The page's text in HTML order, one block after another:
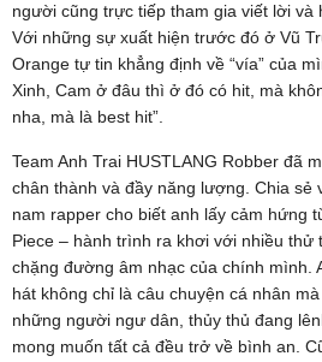
người cũng trực tiếp tham gia viết lời và
Với những sự xuất hiện trước đó ở Vũ
Orange tự tin khẳng định về “vía” của
Xinh, Cam ở đâu thì ở đó có hit, mà
nha, mà là best hit”.
Team Anh Trai HUSTLANG Robber đã
chân thành và đầy năng lượng. Chia sẻ
nam rapper cho biết anh lấy cảm hứng
Piece – hành trình ra khơi với nhiều thử
chặng đường âm nhạc của chính mình.
hát không chỉ là câu chuyện cá nhân
những người ngư dân, thủy thủ đang
mong muốn tất cả đều trở về bình an.